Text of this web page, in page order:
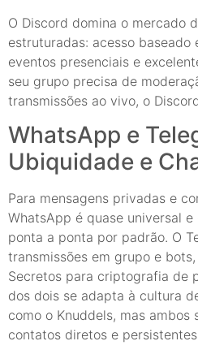
O Discord domina o mercado
estruturadas: acesso baseado
eventos presenciais e
seu grupo precisa de
transmissões ao vivo, o
WhatsApp e
Ubiquidade e
Para mensagens privadas e
WhatsApp é quase universal
ponta a ponta por padrão. O
transmissões em grupo e
Secretos para criptografia de
dos dois se adapta à cultura
como o Knuddels, mas ambos
contatos diretos e